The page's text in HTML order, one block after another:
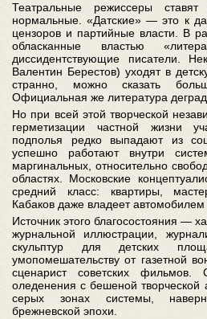
Театральные режиссеры
нормальные. «Датские» — это к
цензоров и партийные власти. В
обласканные властью
диссидентствующие писатели.
Валентин Берестов) уходят в
странно, можно сказать
Официальная же литература
Но при всей этой творческой
герметизации частной жизни
подполья редко выпадают из
успешно работают внутри
маргинальных, относительно
областях. Московские
средний класс: квартиры,
Кабаков даже владеет автомобилем
Источник этого благосостояния —
журнальной иллюстрации,
скульптур для детских
умопомешательству от газетной
сценарист советских фильмов.
оледенения с бешеной творческой
серых зонах системы,
брежневской эпохи.